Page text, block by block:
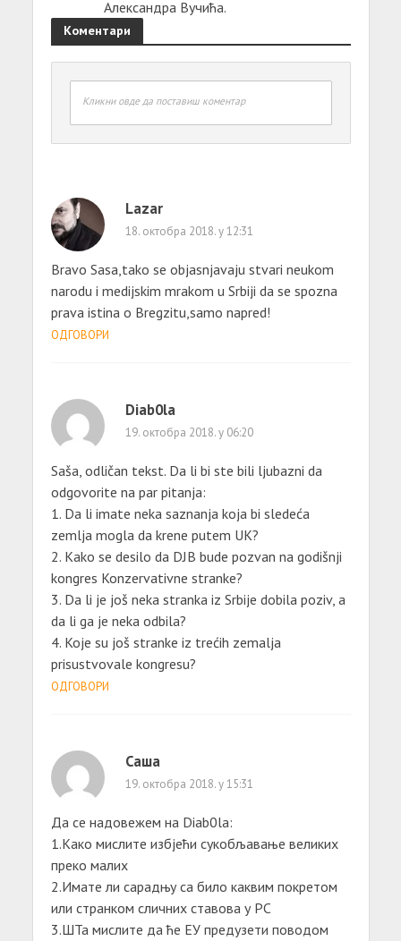
Александра Вучића.
Коментари
Кликни овде да поставиш коментар
Lazar
18. октобра 2018. у 12:31
Bravo Sasa,tako se objasnjavaju stvari neukom
narodu i medijskim mrakom u Srbiji da se spozna
prava istina o Bregzitu,samo napred!
ОДГОВОРИ
Diab0la
19. октобра 2018. у 06:20
Saša, odličan tekst. Da li bi ste bili ljubazni da
odgovorite na par pitanja:
1. Da li imate neka saznanja koja bi sledeća
zemlja mogla da krene putem UK?
2. Kako se desilo da DJB bude pozvan na godišnji
kongres Konzervativne stranke?
3. Da li je još neka stranka iz Srbije dobila poziv, a
da li ga je neka odbila?
4. Koje su još stranke iz trećih zemalja
prisustvovale kongresu?
ОДГОВОРИ
Саша
19. октобра 2018. у 15:31
Да се надовежем на Diab0la:
1.Како мислите избјећи сукобљавање великих
преко малих
2.Имате ли сарадњу са било каквим покретом
или странком сличних ставова у РС
3.ШТа мислите да ће ЕУ предузети поводом